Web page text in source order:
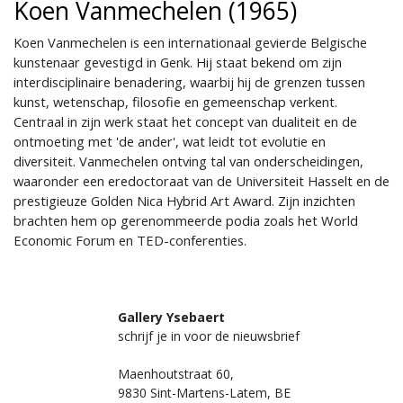
Koen Vanmechelen (1965)
Koen Vanmechelen is een internationaal gevierde Belgische
kunstenaar gevestigd in Genk. Hij staat bekend om zijn
interdisciplinaire benadering, waarbij hij de grenzen tussen
kunst, wetenschap, filosofie en gemeenschap verkent.
Centraal in zijn werk staat het concept van dualiteit en de
ontmoeting met 'de ander', wat leidt tot evolutie en
diversiteit. Vanmechelen ontving tal van onderscheidingen,
waaronder een eredoctoraat van de Universiteit Hasselt en de
prestigieuze Golden Nica Hybrid Art Award. Zijn inzichten
brachten hem op gerenommeerde podia zoals het World
Economic Forum en TED-conferenties.
Gallery Ysebaert
schrijf je in voor de nieuwsbrief
Maenhoutstraat 60,
9830 Sint-Martens-Latem, BE